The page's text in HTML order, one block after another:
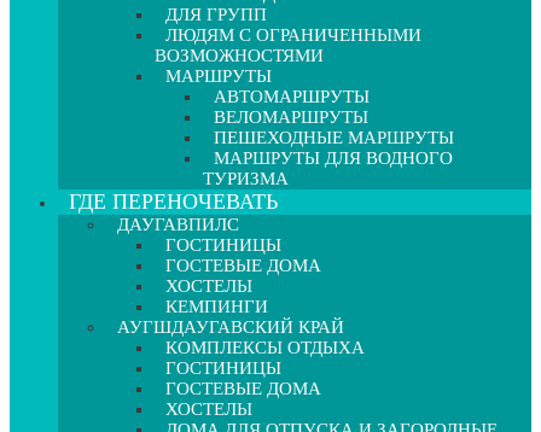
ДЛЯ ГРУПП
ЛЮДЯМ С ОГРАНИЧЕННЫМИ
ВОЗМОЖНОСТЯМИ
МАРШРУТЫ
АВТОМАРШРУТЫ
ВЕЛОМАРШРУТЫ
ПЕШЕХОДНЫЕ МАРШРУТЫ
МАРШРУТЫ ДЛЯ ВОДНОГО
ТУРИЗМА
ГДЕ ПЕРЕНОЧЕВАТЬ
ДАУГАВПИЛС
ГОСТИНИЦЫ
ГОСТЕВЫЕ ДОМА
ХОСТЕЛЫ
КЕМПИНГИ
АУГШДАУГАВСКИЙ КРАЙ
КОМПЛЕКСЫ ОТДЫХА
ГОСТИНИЦЫ
ГОСТЕВЫЕ ДОМА
ХОСТЕЛЫ